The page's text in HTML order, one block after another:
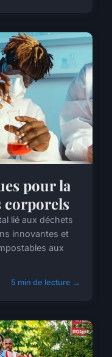
pour la
corporels
lié aux déchets
innovantes et
aux
5 min de lecture →